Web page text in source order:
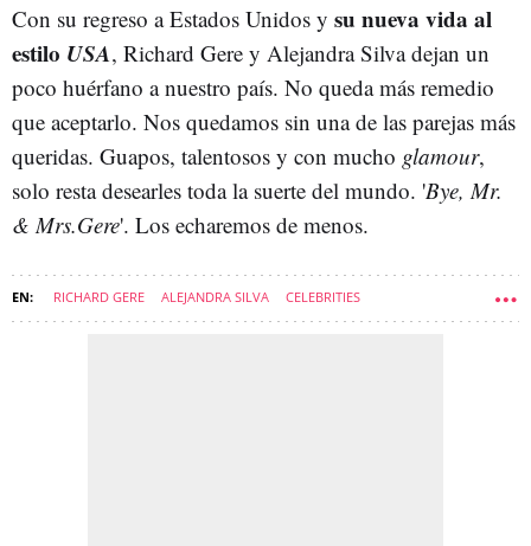
Con su regreso a Estados Unidos y su nueva vida al
estilo USA, Richard Gere y Alejandra Silva dejan un
poco huérfano a nuestro país. No queda más remedio
que aceptarlo. Nos quedamos sin una de las parejas más
queridas. Guapos, talentosos y con mucho glamour,
solo resta desearles toda la suerte del mundo. 'Bye, Mr.
& Mrs.Gere'. Los echaremos de menos.
RICHARD GERE ALEJANDRA SILVA CELEBRITIES